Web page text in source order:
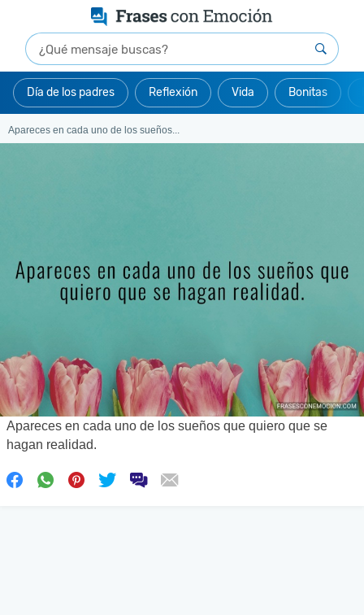
Día de los padres Reflexión Vida Bonitas
Apareces en cada uno de los sueños...
Apareces en cada uno de los sueños que quiero que se
hagan realidad.